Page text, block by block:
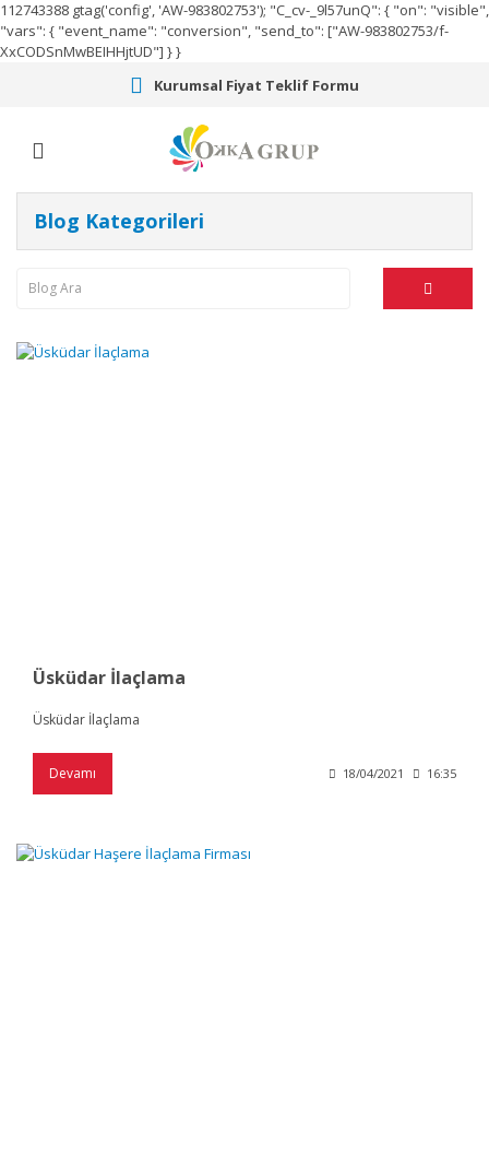
112743388 gtag('config', 'AW-983802753'); "C_cv-_9l57unQ": { "on": "visible",
"vars": { "event_name": "conversion", "send_to": ["AW-983802753/f-
XxCODSnMwBEIHHjtUD"] } }
Kurumsal Fiyat Teklif Formu
Blog Kategorileri
Üsküdar İlaçlama
Üsküdar İlaçlama
Devamı 18/04/2021 16:35